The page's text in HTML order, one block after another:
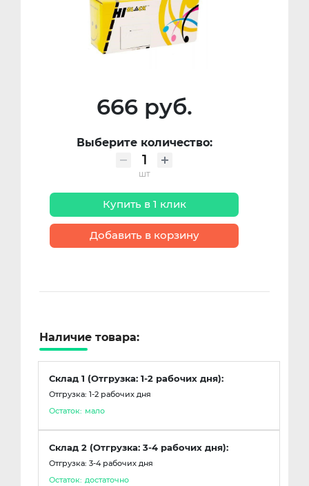
666 руб.
Выберите количество:
шт
Купить в 1 клик
Добавить в корзину
Наличие товара:
Склад 1 (Отгрузка: 1-2 рабочих дня):
Отгрузка: 1-2 рабочих дня
Остаток: мало
Склад 2 (Отгрузка: 3-4 рабочих дня):
Отгрузка: 3-4 рабочих дня
Остаток: достаточно